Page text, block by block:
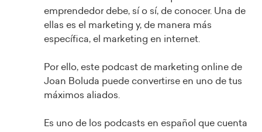
emprendedor debe, sí o sí, de conocer. Una de
ellas es el marketing y, de manera más
específica, el marketing en internet.
Por ello, este podcast de marketing online de
Joan Boluda puede convertirse en uno de tus
máximos aliados.
Es uno de los podcasts en español que cuenta